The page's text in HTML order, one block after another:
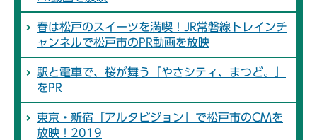
春は松戸のスイーツを満喫！JR常磐線トレインチ
ャンネルで松戸市のPR動画を放映
駅と電車で、桜が舞う「やさシティ、まつど。」
をPR
東京・新宿「アルタビジョン」で松戸市のCMを
放映！2019